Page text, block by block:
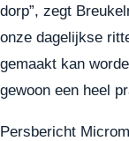
dorp”, zegt
onze dagelijkse
gemaakt kan
gewoon een heel
Persbericht